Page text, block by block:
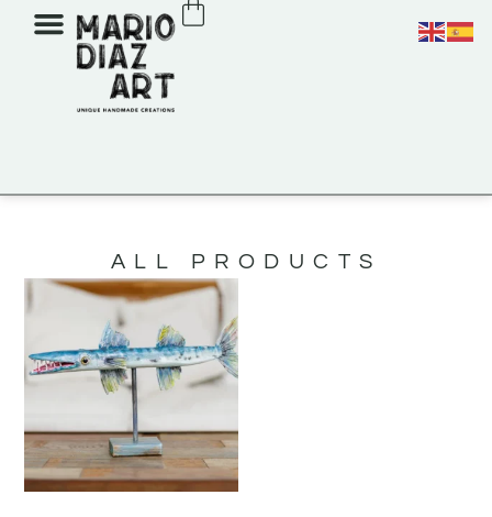
ALL PRODUCTS